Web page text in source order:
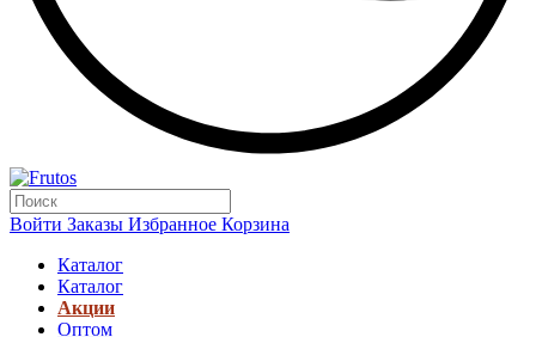
Войти Заказы Избранное Корзина
Каталог
Каталог
Акции
Оптом